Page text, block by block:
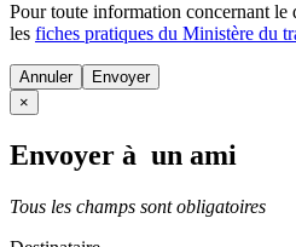
Pour toute information concernant le
les fiches pratiques du Ministère du
Annuler
×
Envoyer à un ami
Tous les champs sont obligatoires